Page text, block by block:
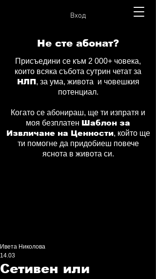
Вход
Не сте абонат?
Присъедини се към 2 000+ човека,
които всяка събота сутрин четат за
НЛП, за ума, живота и човешкия
потенциал.
Когато се абонираш, ще ти изпратя и
моя безплатен Шаблон за
Извличане на Ценности, който ще
ти помогне да придобиеш повече
яснота в живота си.
Сетивен или
Ивета Николова
14.03